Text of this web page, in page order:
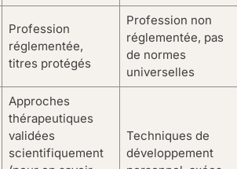
Profession
réglementée,
titres protégés
Profession non
réglementée, pas
de normes
universelles
Approches
thérapeutiques
validées
scientifiquement
Techniques de
développement